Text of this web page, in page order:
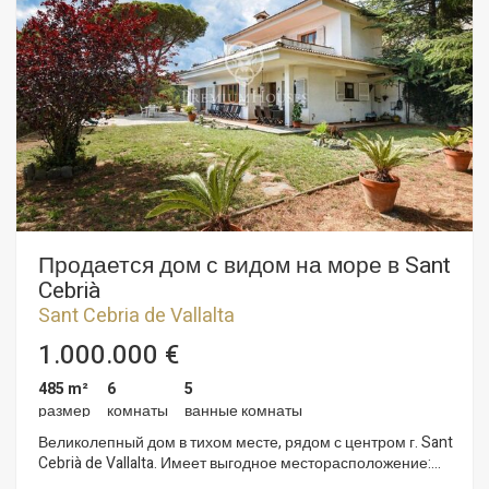
ванной), один из них с джакузи и солярием. Все
помещения оборудованы кондиционером, центральной
вентиляцией, розетками с USB и Ipod для прослушивания
музыки. Ещё есть просторная гостиная с библиотекой,
столовая с центральным столом на 14 человек. Гараж – на
4 автомобиля, и кроме того, кладовка. Земля,
принадлежащая этой недвижимости больше, чем у
остальных в этой зоне и имеет бассейн с подогревом, что
позволяет удлинить купальный сезон.
Продается дом с видом на море в Sant
Cebrià
Sant Cebria de Vallalta
1.000.000 €
485 m²
размер
6
комнаты
5
ванные комнаты
Великолепный дом в тихом месте, рядом с центром г. Sant
Cebrià de Vallalta. Имеет выгодное месторасположение: